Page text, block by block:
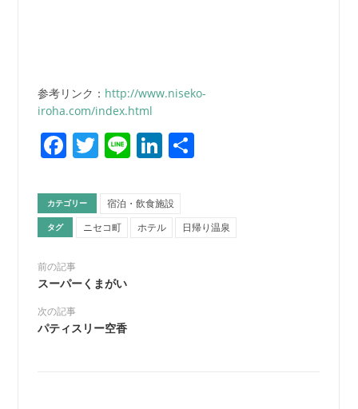
参考リンク： http://www.niseko-
iroha.com/index.html
Facebook
Twitter
LineLinkedIn
共
カテゴリー 宿泊・飲食施設
タグ ニセコ町 ホテル 日帰り温泉
前の記事
スーパーくまがい
次の記事
パティスリー空香